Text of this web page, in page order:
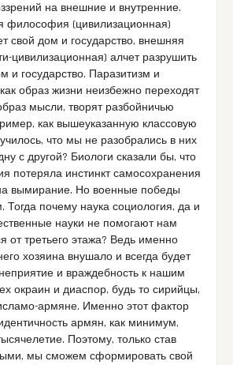
на внешние и внутренние.
философия (цивилизационная)
свой дом и государство, внешняя
цивилизационная) алчет разрушить
и государство. Паразитизм и
образ жизни неизбежно переходят
мысли, творят разбойничью
как вышеуказанную классовую
что мы не разобрались в них
с другой? Биологи сказали бы, что
потеряла инстинкт самосохранения
вымирание. Но военные победы
Тогда почему наука социология, да и
науки не помогают нам
от третьего этажа? Ведь именно
хозяина внушало и всегда будет
и враждебность к нашим
окраин и диаспор, будь то сирийцы,
армяне. Именно этот фактор
армян, как минимум,
Поэтому, только став
мы сможем сформировать свой